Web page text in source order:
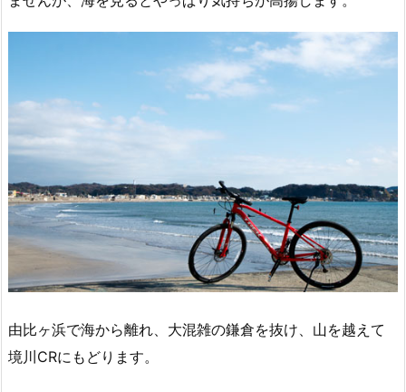
由比ヶ浜で海から離れ、大混雑の鎌倉を抜け、山を越えて
境川CRにもどります。